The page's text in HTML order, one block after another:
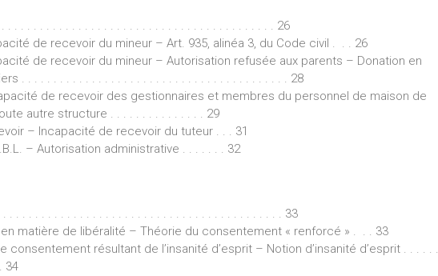
. . . . . . . . . . . . . . . . . . . . . . . . . . . . . . . . . . . . . . . . . 26
de recevoir du mineur – Art. 935, alinéa 3, du Code civil . . . 26
de recevoir du mineur – Autorisation refusée aux parents – Donation en
. . . . . . . . . . . . . . . . . . . . . . . . . . . . . . . . . . . . . . . . . . 28
de recevoir des gestionnaires et membres du personnel de maison de
autre structure . . . . . . . . . . . . . . . 29
– Incapacité de recevoir du tuteur . . . 31
– Autorisation administrative . . . . . . . 32
. . . . . . . . . . . . . . . . . . . . . . . . . . . . . . . . . . . . . . . . . . 33
matière de libéralité – Théorie du consentement « renforcé » . . . 33
résultant de l’insanité d’esprit – Notion d’insanité d’esprit . . . . . .
34